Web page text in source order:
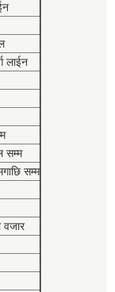
लाईन
सम्म
सम्म
वजार